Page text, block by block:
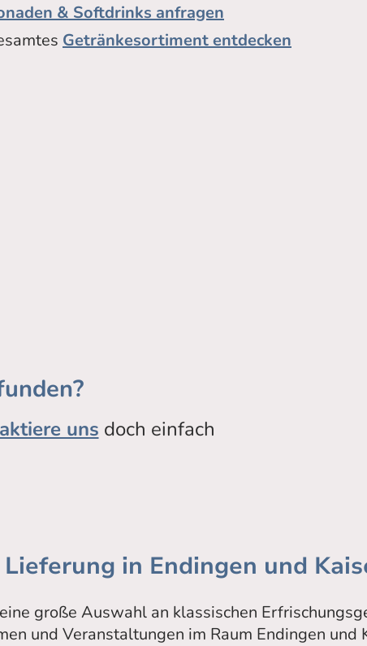
& Softdrinks anfragen
Getränkesortiment entdecken
uns doch einfach
in Endingen und
große Auswahl an klassischen
und Veranstaltungen im Raum Endingen und